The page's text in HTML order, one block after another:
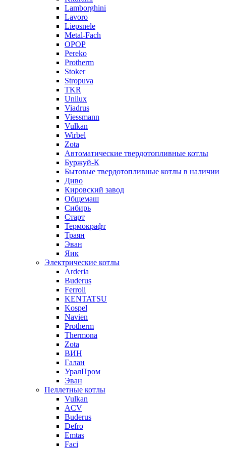
Lamborghini
Lavoro
Liepsnele
Metal-Fach
OPOP
Pereko
Protherm
Stoker
Stropuva
TKR
Unilux
Viadrus
Viessmann
Vulkan
Wirbel
Zota
Автоматические твердотопливные котлы
Буржуй-К
Бытовые твердотопливные котлы в наличии
Диво
Кировский завод
Общемаш
Сибирь
Старт
Термокрафт
Траян
Эван
Яик
Электрические котлы
Arderia
Buderus
Ferroli
KENTATSU
Kospel
Navien
Protherm
Thermona
Zota
ВИН
Галан
УралПром
Эван
Пеллетные котлы
Vulkan
ACV
Buderus
Defro
Emtas
Faci